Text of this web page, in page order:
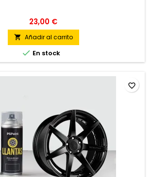
23,00 €
 Añadir al carrito
 En stock
favorite_border